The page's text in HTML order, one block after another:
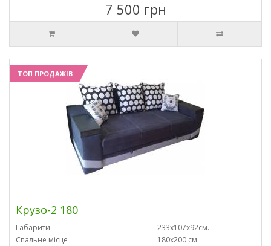
7 500 грн
ТОП ПРОДАЖІВ
Крузо-2 180
Габарити
233х107х92см.
Спальне місце
180х200 см